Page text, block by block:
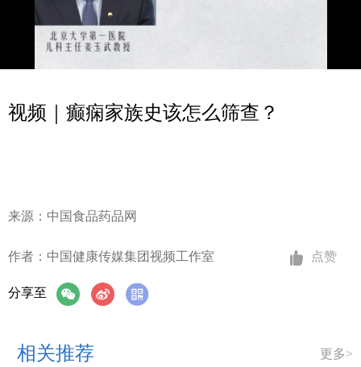
Video
视频｜癫痫家族史该怎么筛查？
来源：中国食品药品网
作者：中国健康传媒集团视频工作室 点赞
分享至
相关推荐 更多>